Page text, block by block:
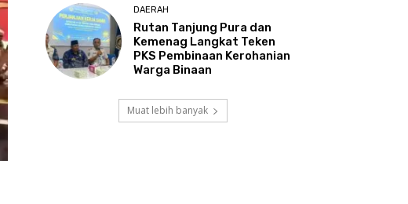
DAERAH
Rutan Tanjung Pura dan
Kemenag Langkat Teken
PKS Pembinaan Kerohanian
Warga Binaan
Muat lebih banyak